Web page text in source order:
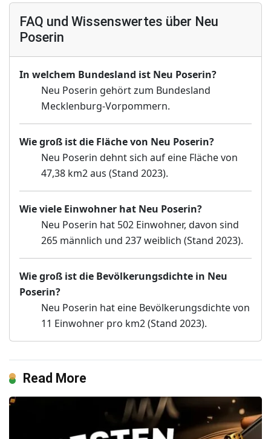
FAQ und Wissenswertes über Neu
Poserin
In welchem Bundesland ist Neu Poserin?
Neu Poserin gehört zum Bundesland
Mecklenburg-Vorpommern.
Wie groß ist die Fläche von Neu Poserin?
Neu Poserin dehnt sich auf eine Fläche von
47,38 km2 aus (Stand 2023).
Wie viele Einwohner hat Neu Poserin?
Neu Poserin hat 502 Einwohner, davon sind
265 männlich und 237 weiblich (Stand 2023).
Wie groß ist die Bevölkerungsdichte in Neu
Poserin?
Neu Poserin hat eine Bevölkerungsdichte von
11 Einwohner pro km2 (Stand 2023).
Read More